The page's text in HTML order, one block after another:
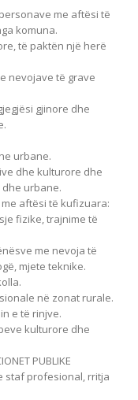
me aftësi të
komuna.
të paktën një herë
nevojave të grave
gjinore dhe
urbane.
dhe kulturore dhe
urbane.
aftësi të kufizuara:
fizike, trajnime të
me nevoja të
mjete teknike.
në zonat rurale.
e të rinjve.
kulturore dhe
PUBLIKE
staf profesional, rritja